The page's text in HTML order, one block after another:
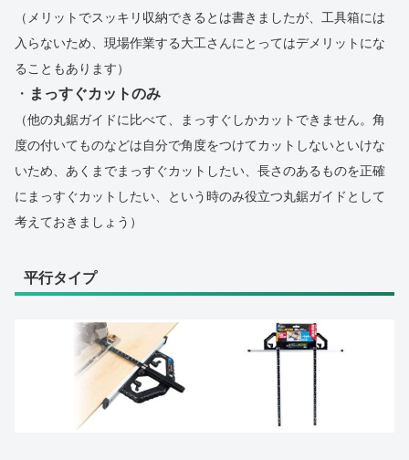
（メリットでスッキリ収納できるとは書きましたが、工具箱には
入らないため、現場作業する大工さんにとってはデメリットにな
ることもあります）
・ まっすぐカットのみ
（他の丸鋸ガイドに比べて、まっすぐしかカットできません。角
度の付いてものなどは自分で角度をつけてカットしないといけな
いため、あくまでまっすぐカットしたい、長さのあるものを正確
にまっすぐカットしたい、という時のみ役立つ丸鋸ガイドとして
考えておきましょう）
平行タイプ